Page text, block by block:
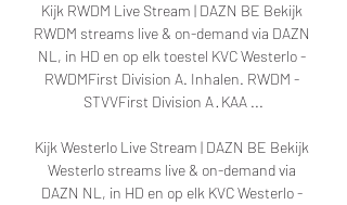
Kijk RWDM Live Stream | DAZN BE Bekijk
RWDM streams live & on-demand via DAZN
NL, in HD en op elk toestel KVC Westerlo -
RWDMFirst Division A. Inhalen. RWDM -
STVVFirst Division A · KAA ...
Kijk Westerlo Live Stream | DAZN BE Bekijk
Westerlo streams live & on-demand via
DAZN NL, in HD en op elk KVC Westerlo -